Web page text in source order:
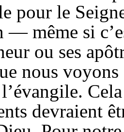
pour le
— même si
ou ses
nous
l’évangile.
devraient